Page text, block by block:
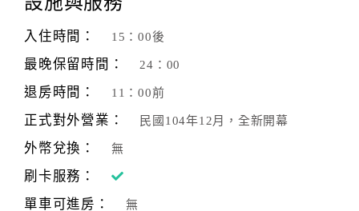
商
合
作
旅
伴
計
劃
入住時間： 15：00後
最晚保留時間： 24：00
退房時間： 11：00前
正式對外營業： 民國104年12月，全新開幕
外幣兌換： 無
刷卡服務：
單車可進房：
無